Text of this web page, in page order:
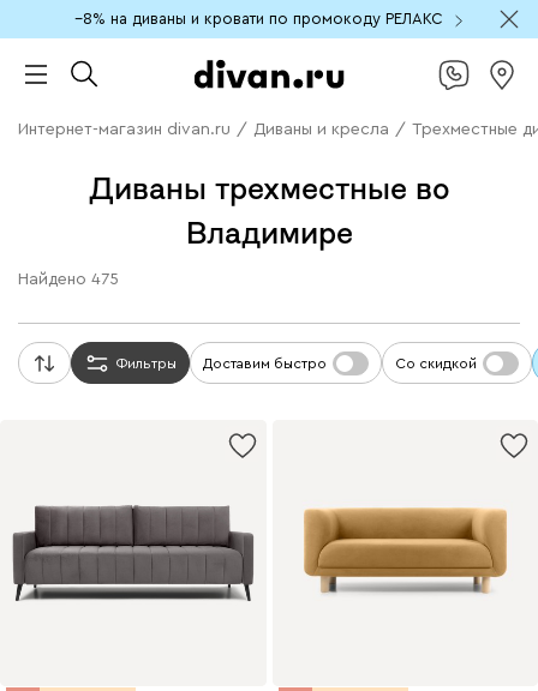
−8% на диваны и кровати по промокоду РЕЛАКС
Интернет-магазин divan.ru / Диваны и кресла / Трехместные
Диваны трехместные во
Владимире
Найдено 475
Фильтры Доставим быстро Со скидкой